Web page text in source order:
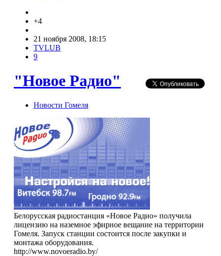
+4
21 ноября 2008, 18:15
TVLUB
9
"Новое Радио"
Новости Гомеля
Белорусская радиостанция «Новое Радио» получила
лицензию на наземное эфирное вещание на территории
Гомеля. Запуск станции состоится после закупки и
монтажа оборудования.
http://www.novoeradio.by/